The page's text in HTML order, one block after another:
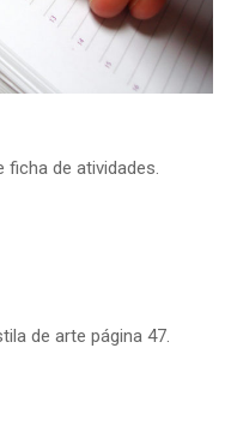
de atividades.
de arte página 47.